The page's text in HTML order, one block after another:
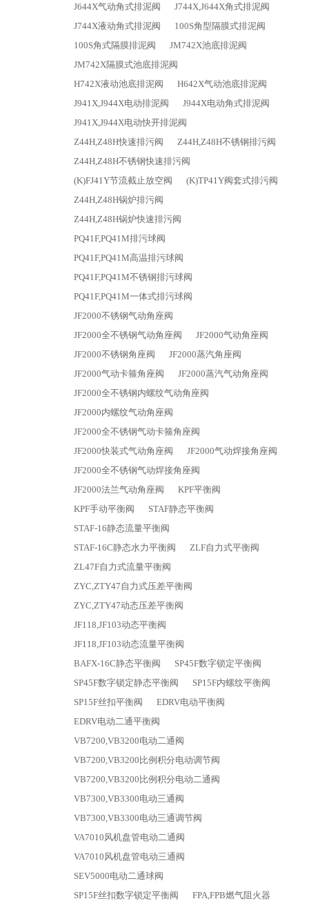
J644X气动角式排泥阀
J744X,J644X角式排泥阀
J744X液动角式排泥阀
100S角型隔膜式排泥阀
100S角式隔膜排泥阀
JM742X池底排泥阀
JM742X隔膜式池底排泥阀
H742X液动池底排泥阀
H642X气动池底排泥阀
J941X,J944X电动排泥阀
J944X电动角式排泥阀
J941X,J944X电动快开排泥阀
Z44H,Z48H快速排污阀
Z44H,Z48H不锈钢排污阀
Z44H,Z48H不锈钢快速排污阀
(K)FJ41Y节流截止放空阀
(K)TP41Y阀套式排污阀
Z44H,Z48H锅炉排污阀
Z44H,Z48H锅炉快速排污阀
PQ41F,PQ41M排污球阀
PQ41F,PQ41M高温排污球阀
PQ41F,PQ41M不锈钢排污球阀
PQ41F,PQ41M一体式排污球阀
JF2000不锈钢气动角座阀
JF2000全不锈钢气动角座阀
JF2000气动角座阀
JF2000不锈钢角座阀
JF2000蒸汽角座阀
JF2000气动卡箍角座阀
JF2000蒸汽气动角座阀
JF2000全不锈钢内螺纹气动角座阀
JF2000内螺纹气动角座阀
JF2000全不锈钢气动卡箍角座阀
JF2000快装式气动角座阀
JF2000气动焊接角座阀
JF2000全不锈钢气动焊接角座阀
JF2000法兰气动角座阀
KPF平衡阀
KPF手动平衡阀
STAF静态平衡阀
STAF-16静态流量平衡阀
STAF-16C静态水力平衡阀
ZLF自力式平衡阀
ZL47F自力式流量平衡阀
ZYC,ZTY47自力式压差平衡阀
ZYC,ZTY47动态压差平衡阀
JF118,JF103动态平衡阀
JF118,JF103动态流量平衡阀
BAFX-16C静态平衡阀
SP45F数字锁定平衡阀
SP45F数字锁定静态平衡阀
SP15F内螺纹平衡阀
SP15F丝扣平衡阀
EDRV电动平衡阀
EDRV电动二通平衡阀
VB7200,VB3200电动二通阀
VB7200,VB3200比例积分电动调节阀
VB7200,VB3200比例积分电动二通阀
VB7300,VB3300电动三通阀
VB7300,VB3300电动三通调节阀
VA7010风机盘管电动二通阀
VA7010风机盘管电动三通阀
SEV5000电动二通球阀
SP15F丝扣数字锁定平衡阀
FPA,FPB燃气阻火器